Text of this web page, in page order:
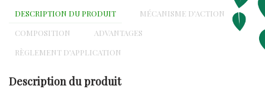
DESCRIPTION DU PRODUIT
MÉCANISME D'ACTION
COMPOSITION
ADVANTAGES
RÈGLEMENT D'APPLICATION
Description du produit